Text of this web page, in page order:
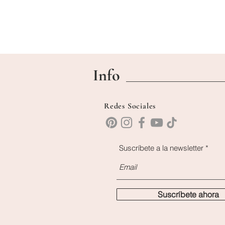
Info
Redes Sociales
Suscríbete a la newsletter
Suscríbete ahora